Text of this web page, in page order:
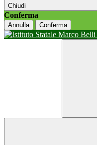
Chiudi
Conferma
Annulla Conferma